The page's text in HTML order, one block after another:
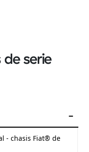
serie
- chasis Fiat® de